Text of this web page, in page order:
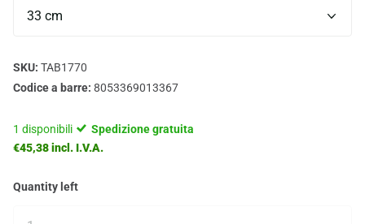
SKU: TAB1770
Codice a barre: 8053369013367
1 disponibili
Spedizione gratuita
€45,38 incl. I.V.A.
Quantity left